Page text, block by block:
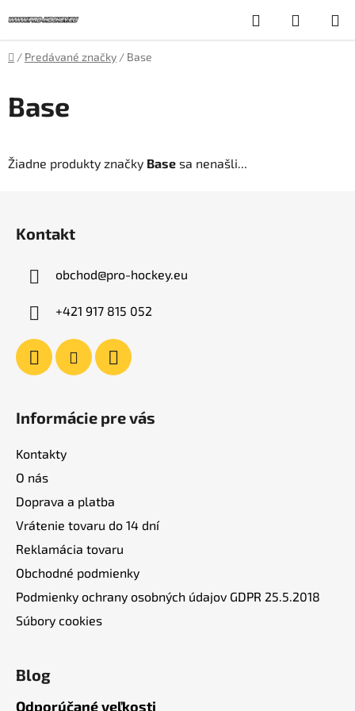
na
obsah
Hľadať
KOŠÍK
Domov
/ Predávané značky / Base
Base
Žiadne produkty značky Base sa nenašli...
Kontakt
obchod@pro-hockey.eu
+421 917 815 052
Informácie pre vás
Kontakty
O nás
Doprava a platba
Vrátenie tovaru do 14 dní
Reklamácia tovaru
Obchodné podmienky
Podmienky ochrany osobných údajov GDPR 25.5.2018
Súbory cookies
Blog
Odporúčané veľkosti